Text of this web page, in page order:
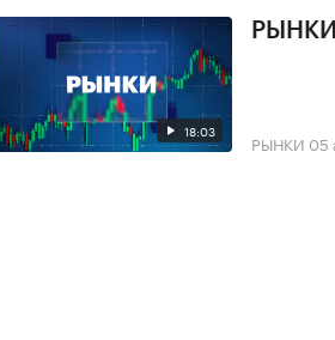
18:03 РЫНКИ 05